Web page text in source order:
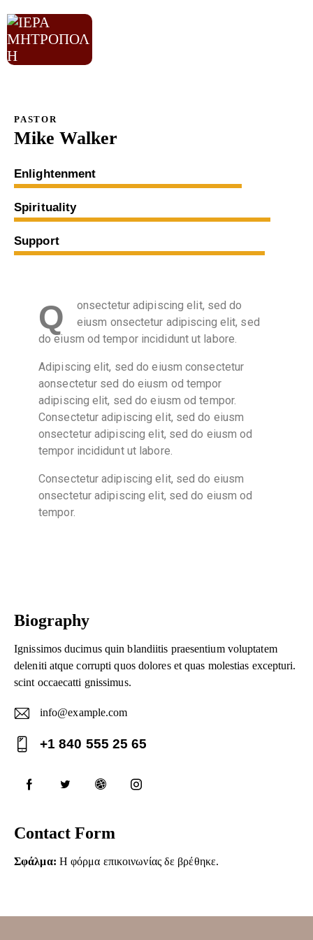
PASTOR
Mike Walker
Enlightenment
Spirituality
Support
Q
onsectetur adipiscing elit, sed do
eiusm onsectetur adipiscing elit, sed
do eiusm od tempor incididunt ut labore.
Adipiscing elit, sed do eiusm consectetur
aonsectetur sed do eiusm od tempor
adipiscing elit, sed do eiusm od tempor.
Consectetur adipiscing elit, sed do eiusm
onsectetur adipiscing elit, sed do eiusm od
tempor incididunt ut labore.
Consectetur adipiscing elit, sed do eiusm
onsectetur adipiscing elit, sed do eiusm od
tempor.
Biography
Ignissimos ducimus quin blandiitis praesentium voluptatem
deleniti atque corrupti quos dolores et quas molestias excepturi.
scint occaecatti gnissimus.
E-
ma
info@example.com
on
+1 840 555 25 65
Contact Form
Σφάλμα: Η φόρμα επικοινωνίας δε βρέθηκε.